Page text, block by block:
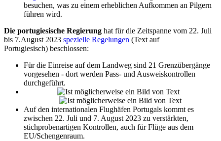
besuchen, was zu einem erheblichen Aufkommen an Pilgern
führen wird.
Die portugiesische Regierung hat für die Zeitspanne vom 22. Juli
bis 7.August 2023 spezielle Regelungen (Text auf
Portugiesisch) beschlossen:
Für die Einreise auf dem Landweg sind 21 Grenzübergänge
vorgesehen - dort werden Pass- und Ausweiskontrollen
durchgeführt.
Auf den internationalen Flughäfen Portugals kommt es
zwischen 22. Juli und 7. August 2023 zu verstärkten,
stichprobenartigen Kontrollen, auch für Flüge aus dem
EU/Schengenraum.